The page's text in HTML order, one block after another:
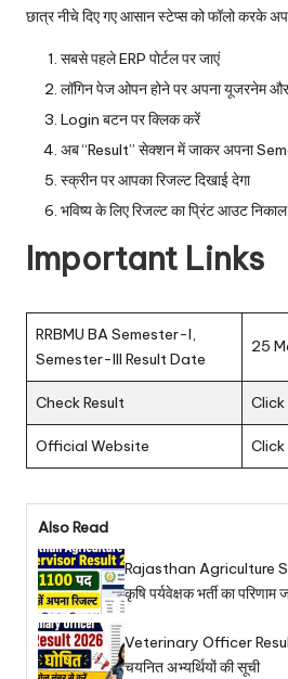
छात्र नीचे दिए गए आसान स्टेप्स को फॉलो करके
सबसे पहले ERP पोर्टल पर जाएं
लॉगिन पेज ओपन होने पर अपना यूजरनेम और
Login बटन पर क्लिक करें
अब “Result” सेक्शन में जाकर अपना
स्क्रीन पर आपका रिजल्ट दिखाई देगा
भविष्य के लिए रिजल्ट का प्रिंट आउट
Important Links
RRBMU BA Semester-I,
Semester-III Result Date
25
Check Result Click
Official Website Click
Also Read
Rajasthan Agriculture
कृषि पर्यवेक्षक भर्ती का
Veterinary Officer
चयनित अभ्यर्थियों की सूची